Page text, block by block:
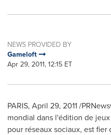
NEWS PROVIDED BY
Gameloft
Apr 29, 2011, 12:15 ET
PARIS, April 29, 2011/
mondial dans l'édition de
pour réseaux sociaux, est